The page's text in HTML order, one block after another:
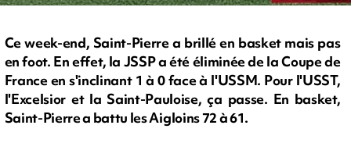
Ce week-end, Saint-Pierre a brillé en basket mais pas
en foot. En effet, la JSSP a été éliminée de la Coupe de
France en s'inclinant 1 à 0 face à l'USSM. Pour l'USST,
l'Excelsior et la Saint-Pauloise, ça passe. En basket,
Saint-Pierre a battu les Aigloins 72 à 61.